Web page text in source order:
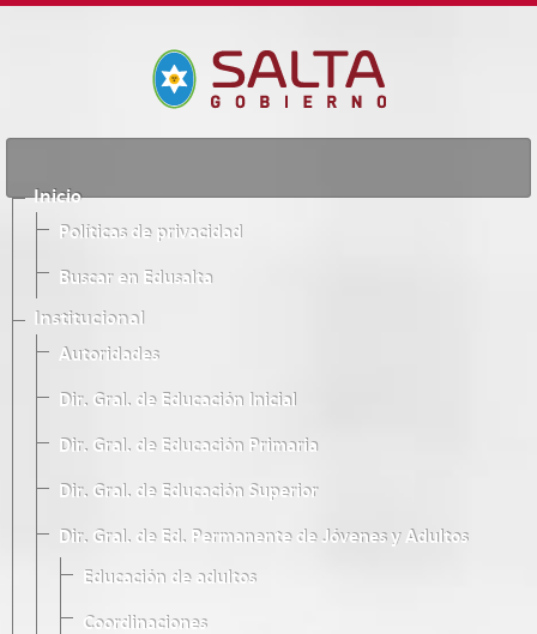
Inicio
Políticas de privacidad
Buscar en Edusalta
Institucional
Autoridades
Dir. Gral. de Educación Inicial
Dir. Gral. de Educación Primaria
Dir. Gral. de Educación Superior
Dir. Gral. de Ed. Permanente de Jóvenes y Adultos
Educación de adultos
Coordinaciones